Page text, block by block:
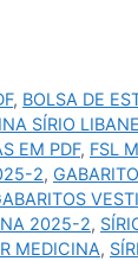
, BOLSA DE
SÍRIO
EM PDF, FSL
2,
2025-2,
MEDICINA,